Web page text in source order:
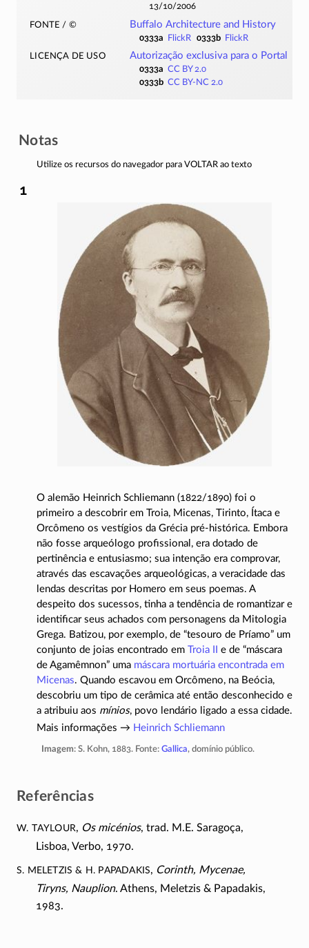
13/10/2006
fonte / © Buffalo Architecture and History
0333a FlickR 0333b FlickR
licença de uso Autorização exclusiva para o Portal
0333a CC BY 2.0
0333b CC BY-NC 2.0
Notas
Utilize os recursos do navegador para VOLTAR ao texto
O alemão Heinrich Schliemann (1822/1890)foi o
primeiro a descobrir em Troia, Micenas, Tirinto, Ítaca e
Orcômeno os vestígios da Grécia pré-histórica. Embora
não fosse arqueólogo profissional, era dotado de
pertinência e entusiasmo; sua intenção era comprovar,
através das escavações arqueológicas, a veracidade das
lendas descritas por Homero em seus poemas. A
despeito dos sucessos, tinha a tendência de romantizar e
identificar seus achados com personagens da Mitologia
Grega. Batizou, por exemplo, de “tesouro de Príamo” um
conjunto de joias encontrado em Troia II e de “máscara
de Agamêmnon” uma máscara mortuária encontrada em
Micenas. Quando escavou em Orcômeno, na Beócia,
descobriu um tipo de cerâmica até então desconhecido e
a atribuiu aos mínios, povo lendário ligado a essa cidade.
Mais informações → Heinrich Schliemann
Imagem: S. Kohn, 1883. Fonte: Gallica, domínio público.
Referências
W. Taylour, Os micénios, trad. M.E. Saragoça,
Lisboa, Verbo, 1970.
S. Meletzis & H. Papadakis, Corinth, Mycenae,
Tiryns, Nauplion. Athens, Meletzis & Papadakis,
1983.